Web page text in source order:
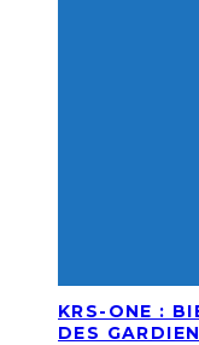
KRS-ONE :
DES